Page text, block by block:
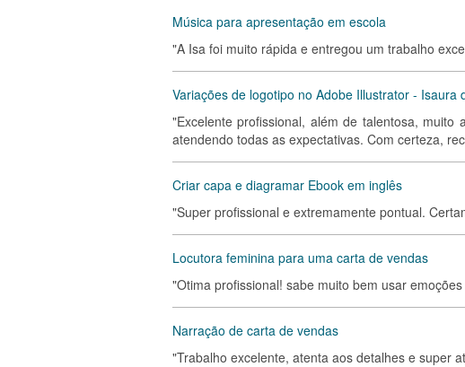
Música para apresentação em escola
"A Isa foi muito rápida e entregou um trabalho
Variações de logotipo no Adobe Illustrator - Isaura
"Excelente profissional, além de talentosa,
atendendo todas as expectativas. Com certeza,
Criar capa e diagramar Ebook em inglês
"Super profissional e extremamente pontual.
Locutora feminina para uma carta de vendas
"Otima profissional! sabe muito bem usar
Narração de carta de vendas
"Trabalho excelente, atenta aos detalhes e super